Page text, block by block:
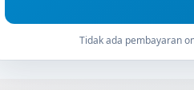
Tidak ada pembayaran